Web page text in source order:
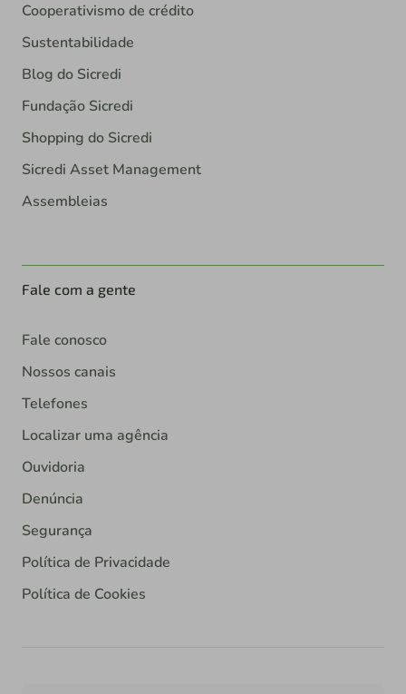
Cooperativismo de crédito
Sustentabilidade
Blog do Sicredi
Fundação Sicredi
Shopping do Sicredi
Sicredi Asset Management
Assembleias
Fale com a gente
Fale conosco
Nossos canais
Telefones
Localizar uma agência
Ouvidoria
Denúncia
Segurança
Política de Privacidade
Política de Cookies